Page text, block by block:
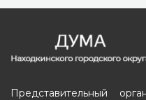
Представительный